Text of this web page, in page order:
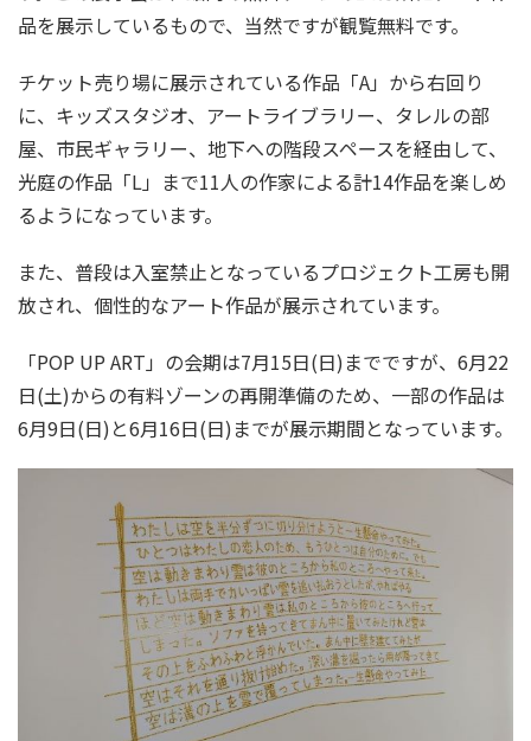
品を展示しているもので、当然ですが観覧無料です。
チケット売り場に展示されている作品「A」から右回り
に、キッズスタジオ、アートライブラリー、タレルの部
屋、市民ギャラリー、地下への階段スペースを経由して、
光庭の作品「L」まで11人の作家による計14作品を楽しめ
るようになっています。
また、普段は入室禁止となっているプロジェクト工房も開
放され、個性的なアート作品が展示されています。
「POP UP ART」の会期は7月15日(日)までですが、6月22
日(土)からの有料ゾーンの再開準備のため、一部の作品は
6月9日(日)と6月16日(日)までが展示期間となっています。